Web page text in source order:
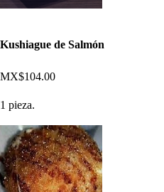
Kushiague de Salmón
MX$104.00
1 pieza.